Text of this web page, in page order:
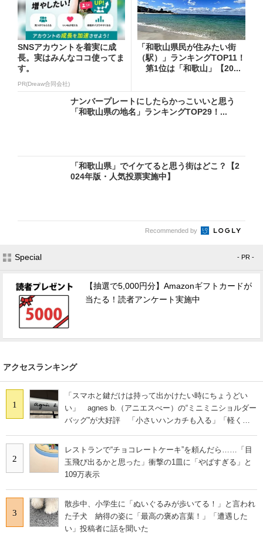
SNSアカウントを着実に成
長。実はみんなココ使ってま
す。
PR(Dreaw合同会社)
「和歌山県民が住みたい街
（駅）」ランキングTOP11！
第1位は「和歌山」【20...
ナンバープレートにしたらかっこいいと思う
「和歌山県の地名」ランキングTOP29！...
「和歌山県」でイケてると思う街はどこ？【2
024年版・人気投票実施中】
Recommended by
Special - PR -
【抽選で5,000円分】Amazonギフトカードが
当たる！読者アンケート実施中
アクセスランキング
1
「スマホと鍵だけは持って出かけたい時にちょうどい
い」 agnes b.（アニエスべー）の“ミニミニショルダー
バッグ”が大好評 「小さいハンカチも入る」「軽くて
2
レストランで“チョコレートケーキ”を頼んだら……「目
玉飛び出るかと思った」衝撃の1皿に「やばすぎる」と
109万表示
3
散歩中、小学生に「ぬいぐるみが歩いてる！」と言われ
た子犬 納得の姿に「最高の褒め言葉！」「遭遇した
い」投稿者に話を聞いた